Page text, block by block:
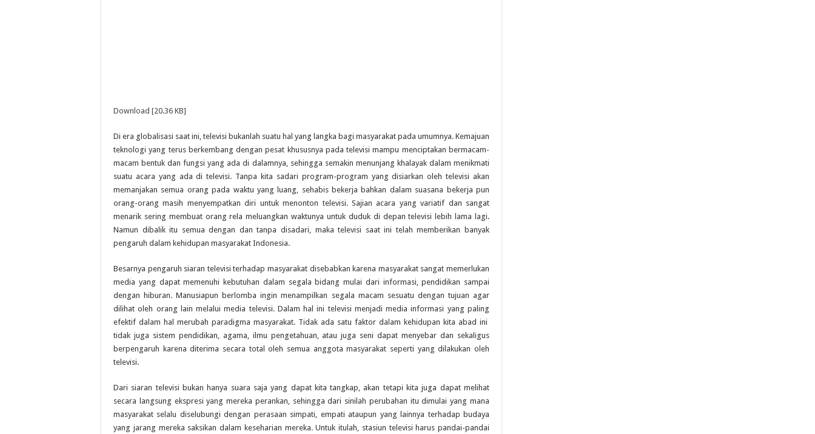
Download [20.36 KB]
Di era globalisasi saat ini, televisi bukanlah suatu hal yang langka bagi masyarakat pada umumnya. Kemajuan
teknologi yang terus berkembang dengan pesat khususnya pada televisi mampu menciptakan bermacam-
macam bentuk dan fungsi yang ada di dalamnya, sehingga semakin menunjang khalayak dalam menikmati
suatu acara yang ada di televisi. Tanpa kita sadari program-program yang disiarkan oleh televisi akan
memanjakan semua orang pada waktu yang luang, sehabis bekerja bahkan dalam suasana bekerja pun
orang-orang masih menyempatkan diri untuk menonton televisi. Sajian acara yang variatif dan sangat
menarik sering membuat orang rela meluangkan waktunya untuk duduk di depan televisi lebih lama lagi.
Namun dibalik itu semua dengan dan tanpa disadari, maka televisi saat ini telah memberikan banyak
pengaruh dalam kehidupan masyarakat Indonesia.
Besarnya pengaruh siaran televisi terhadap masyarakat disebabkan karena masyarakat sangat memerlukan
media yang dapat memenuhi kebutuhan dalam segala bidang mulai dari informasi, pendidikan sampai
dengan hiburan. Manusiapun berlomba ingin menampilkan segala macam sesuatu dengan tujuan agar
dilihat oleh orang lain melalui media televisi. Dalam hal ini televisi menjadi media informasi yang paling
efektif dalam hal merubah paradigma masyarakat. Tidak ada satu faktor dalam kehidupan kita abad ini
tidak juga sistem pendidikan, agama, ilmu pengetahuan, atau juga seni dapat menyebar dan sekaligus
berpengaruh karena diterima secara total oleh semua anggota masyarakat seperti yang dilakukan oleh
televisi.
Dari siaran televisi bukan hanya suara saja yang dapat kita tangkap, akan tetapi kita juga dapat melihat
secara langsung ekspresi yang mereka perankan, sehingga dari sinilah perubahan itu dimulai yang mana
masyarakat selalu diselubungi dengan perasaan simpati, empati ataupun yang lainnya terhadap budaya
yang jarang mereka saksikan dalam keseharian mereka. Untuk itulah, stasiun televisi harus pandai-pandai